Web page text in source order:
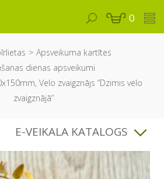
0
Apsveikuma kartītes
dienas apsveikumi
Velo zvaigznājs “Dzimis velo
zvaigznājā”
E-VEIKALA KATALOGS